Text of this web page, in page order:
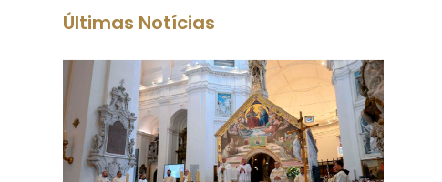
Últimas Notícias